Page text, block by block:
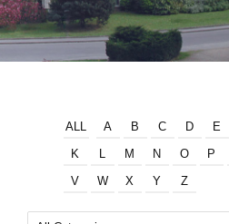
Projets/Collaborations
ALL A B C D E
K
L M N O P
V
W X Y Z